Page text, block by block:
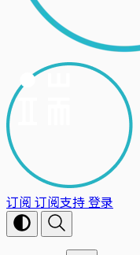
订阅 订阅支持登录